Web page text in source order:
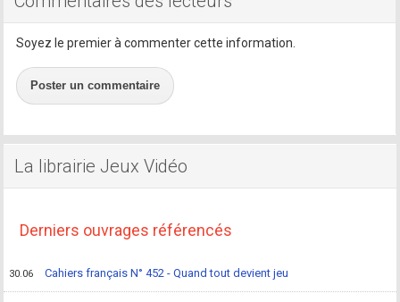
Soyez le premier à commenter cette information.
Poster un commentaire
La librairie Jeux Vidéo
Derniers ouvrages référencés
30.06 Cahiers français N° 452 - Quand tout devient jeu